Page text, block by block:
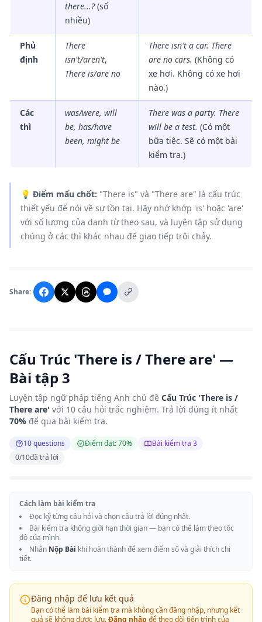
there...?(số
nhiều)
Phủ
định
There
isn't/aren't,
There is/are no
There isn't a car. There
are no cars. (Không có
xe hơi. Không có xe hơi
nào.)
Các
thì
was/were, will
be, has/have
been, might be
There was a party. There
will be a test. (Có một
bữa tiệc. Sẽ có một bài
kiểm tra.)
💡 Điểm mấu chốt: "There is" và "There are" là cấu trúc
thiết yếu để nói về sự tồn tại. Hãy nhớ khớp 'is' hoặc 'are'
với số lượng của danh từ theo sau, và luyện tập sử dụng
chúng ở các thì khác nhau để giao tiếp trôi chảy.
Share:
Cấu Trúc 'There is / There are' —
Bài tập 3
Luyện tập ngữ pháp tiếng Anh chủ đề Cấu Trúc 'There is /
There are' với 10 câu hỏi trắc nghiệm. Trả lời đúng ít nhất
70% để qua bài kiểm tra.
10 questions Điểm đạt: 70%
Bài kiểm tra 3
0/10đã trả lời
Cách làm bài kiểm tra
Đọc kỹ từng câu hỏi và chọn câu trả lời đúng nhất.
Bài kiểm tra không giới hạn thời gian — bạn có thể làm theo tốc
độ của mình.
Nhấn Nộp Bài khi hoàn thành để xem điểm số và giải thích chi
tiết.
Đăng nhập để lưu kết quả
Bạn có thể làm bài kiểm tra mà không cần đăng nhập, nhưng kết
quả sẽ không được lưu.Đăng nhập để theo dõi tiến trình của